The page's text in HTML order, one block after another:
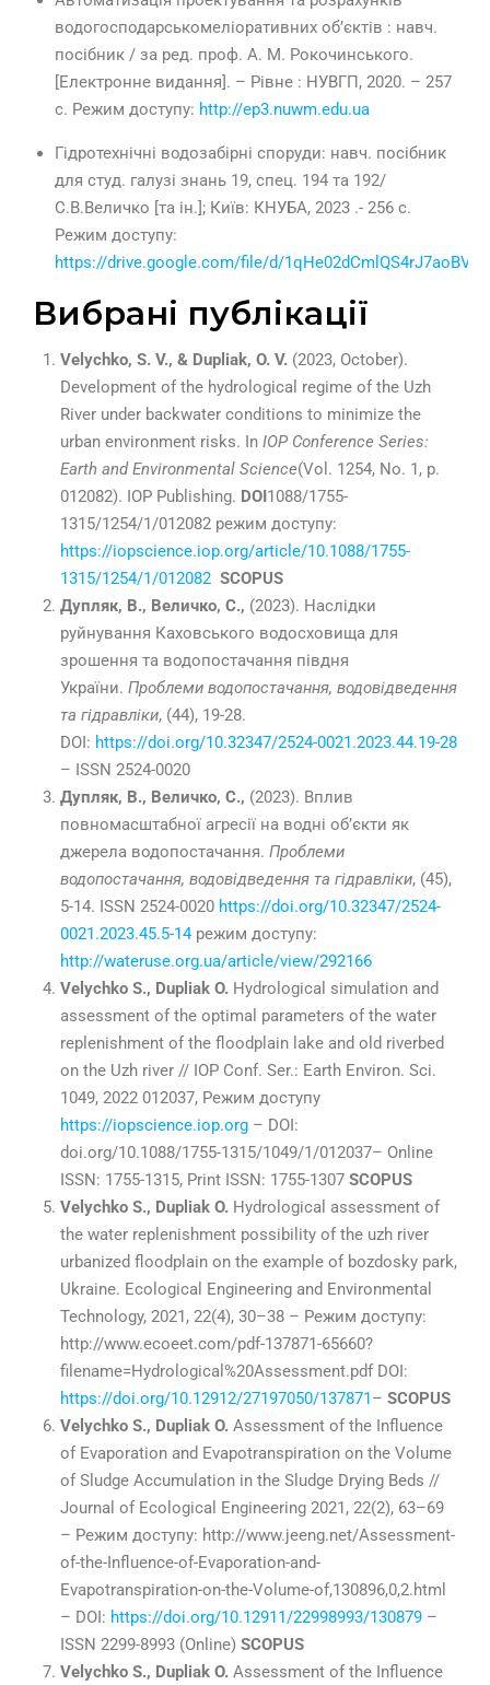
водогосподарськомеліоративних об’єктів : навч.
посібник / за ред. проф. А. М. Рокочинського.
[Електронне видання]. – Рівне : НУВГП, 2020. – 257
с. Режим доступу: http://ep3.nuwm.edu.ua
Гідротехнічні водозабірні споруди: навч. посібник
для студ. галузі знань 19, спец. 194 та 192/
С.В.Величко [та ін.]; Київ: КНУБА, 2023 .- 256 с.
Режим доступу:
https://drive.google.com/file/d/
Вибрані публікації
Velychko, S. V., & Dupliak, O. V. (2023, October).
Development of the hydrological regime of the Uzh
River under backwater conditions to minimize the
urban environment risks. In IOP Conference Series:
Earth and Environmental Science(Vol. 1254, No. 1, p.
012082). IOP Publishing. DOI1088/1755-
1315/1254/1/012082 режим доступу:
https://iopscience.iop.org/article/10.1088/1755-
1315/1254/1/012082 SCOPUS
Дупляк, В., Величко, С., (2023). Наслідки
руйнування Каховського водосховища для
зрошення та водопостачання півдня
України. Проблеми водопостачання, водовідведення
та гідравліки, (44), 19-28.
DOI: https://doi.org/10.32347/2524-0021.2023.44.19-28
– ISSN 2524-0020
Дупляк, В., Величко, С., (2023). Вплив
повномасштабної агресії на водні об’єкти як
джерела водопостачання. Проблеми
водопостачання, водовідведення та гідравліки, (45),
5-14. ISSN 2524-0020 https://doi.org/10.32347/2524-
0021.2023.45.5-14режим доступу:
http://wateruse.org.ua/article/view/292166
Velychko S., Dupliak O. Hydrological simulation and
assessment of the optimal parameters of the water
replenishment of the floodplain lake and old riverbed
on the Uzh river // IOP Conf. Ser.: Earth Environ. Sci.
1049, 2022 012037, Режим доступу
https://iopscience.iop.org – DOI:
doi.org/10.1088/1755-1315/1049/1/012037– Online
ISSN: 1755-1315, Print ISSN: 1755-1307 SCOPUS
Velychko S., Dupliak O. Hydrological assessment of
the water replenishment possibility of the uzh river
urbanized floodplain on the example of bozdosky park,
Ukraine. Ecological Engineering and Environmental
Technology, 2021, 22(4), 30–38 – Режим доступу:
http://www.ecoeet.com/pdf-137871-65660?
filename=Hydrological%20Assessment.pdf DOI:
https://doi.org/10.12912/27197050/137871– SCOPUS
Velychko S., Dupliak O. Assessment of the Influence
of Evaporation and Evapotranspiration on the Volume
of Sludge Accumulation in the Sludge Drying Beds //
Journal of Ecological Engineering 2021, 22(2), 63–69
– Режим доступу: http://www.jeeng.net/Assessment-
of-the-Influence-of-Evaporation-and-
Evapotranspiration-on-the-Volume-of,130896,0,2.html
– DOI: https://doi.org/10.12911/22998993/130879 –
ISSN 2299-8993 (Online) SCOPUS
Velychko S., Dupliak O. Assessment of the Influence